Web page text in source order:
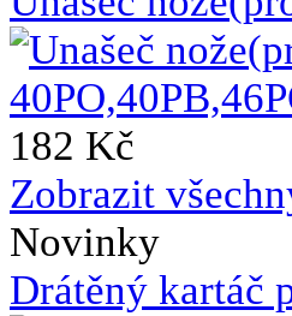
182 Kč
Zobrazit
Novinky
Drátěný kartáč